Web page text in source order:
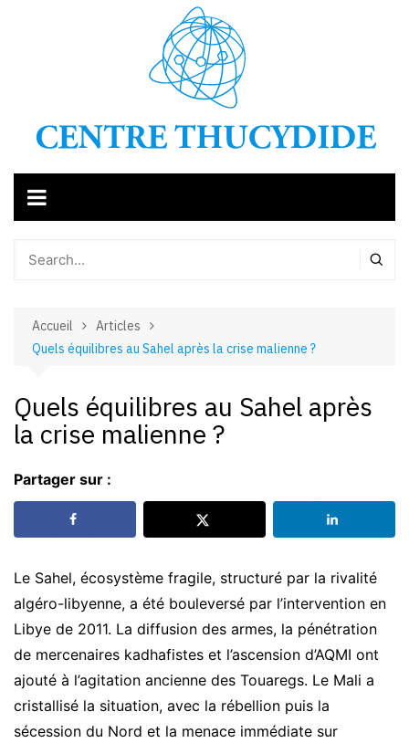
Accueil
Articles
Quels équilibres au Sahel après la crise malienne ?
Quels équilibres au Sahel après
la crise malienne ?
Partager sur :
Le Sahel, écosystème fragile, structuré par la rivalité
algéro-libyenne, a été bouleversé par l’intervention en
Libye de 2011. La diffusion des armes, la pénétration
de mercenaires kadhafistes et l’ascension d’AQMI ont
ajouté à l’agitation ancienne des Touaregs. Le Mali a
cristallisé la situation, avec la rébellion puis la
sécession du Nord et la menace immédiate sur